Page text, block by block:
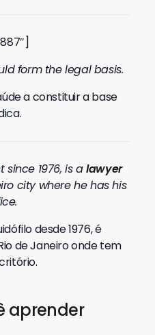
form the legal basis.
a constituir a base
since 1976, is alawyer
city where he has his
desde 1976, é
de Janeiro onde tem
aprender